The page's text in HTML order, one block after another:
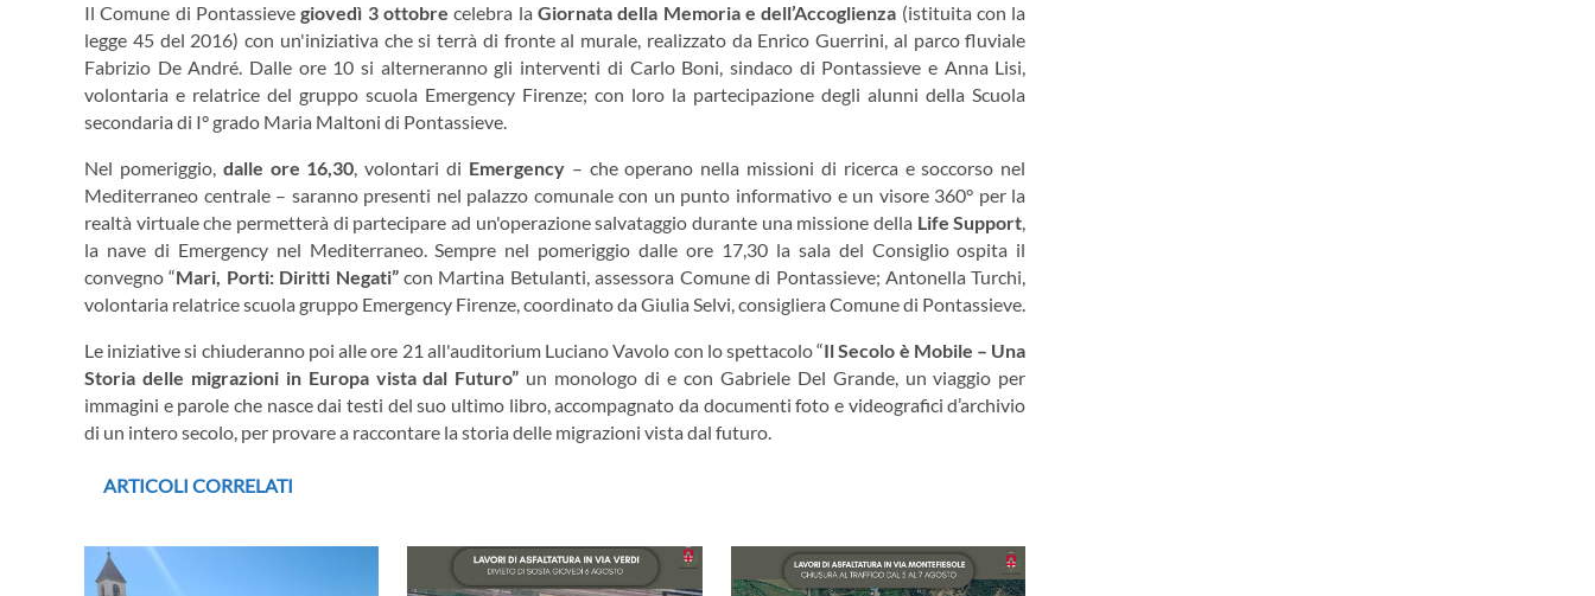
Il Comune di Pontassievegiovedì 3 ottobrecelebra laGiornata della Memoria e dell’Accoglienza (istituita con la
legge 45 del 2016) con un'iniziativa che si terrà di fronte al murale, realizzato da Enrico Guerrini, al parco fluviale
Fabrizio De André. Dalle ore 10 si alterneranno gli interventi di Carlo Boni, sindaco di Pontassieve e Anna Lisi,
volontaria e relatrice del gruppo scuola Emergency Firenze; con loro la partecipazione degli alunni della Scuola
secondaria di I° grado Maria Maltoni di Pontassieve.
Nel pomeriggio, dalle ore 16,30, volontari di Emergency – che operano nella missioni di ricerca e soccorso nel
Mediterraneo centrale – saranno presenti nel palazzo comunale con un punto informativo e un visore 360° per la
realtà virtuale che permetterà di partecipare ad un'operazione salvataggio durante una missione della Life Support,
la nave di Emergency nel Mediterraneo. Sempre nel pomeriggio dalle ore 17,30 la sala del Consiglio ospita il
convegno “Mari, Porti: Diritti Negati”con Martina Betulanti, assessora Comune di Pontassieve; Antonella Turchi,
volontaria relatrice scuola gruppo Emergency Firenze, coordinato da Giulia Selvi, consigliera Comune di Pontassieve.
Le iniziative si chiuderanno poi alle ore 21 all'auditorium Luciano Vavolo con lo spettacolo “Il Secolo è Mobile – Una
Storia delle migrazioni in Europa vista dal Futuro” un monologo di e con Gabriele Del Grande, un viaggio per
immagini e parole che nasce dai testi del suo ultimo libro, accompagnato da documenti foto e videografici d’archivio
di un intero secolo, per provare a raccontare la storia delle migrazioni vista dal futuro.
ARTICOLI CORRELATI